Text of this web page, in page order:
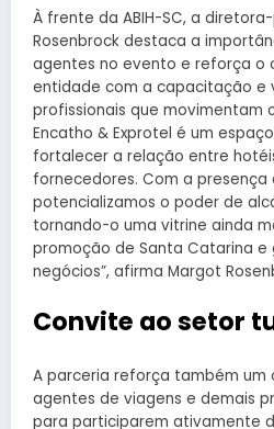
À frente da ABIH-SC, a
Rosenbrock destaca a
agentes no evento e reforça o
entidade com a capacitação e
profissionais que movimentam
Encatho & Exprotel é um
fortalecer a relação entre
fornecedores. Com a presença
potencializamos o poder de
tornando-o uma vitrine ainda
promoção de Santa Catarina e
negócios”, afirma Margot
Convite ao setor
A parceria reforça também um
agentes de viagens e demais
para participarem ativamente